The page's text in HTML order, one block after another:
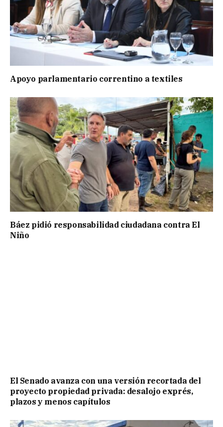
Apoyo parlamentario correntino a textiles
Báez pidió responsabilidad ciudadana contra El
Niño
El Senado avanza con una versión recortada del
proyecto propiedad privada: desalojo exprés,
plazos y menos capítulos